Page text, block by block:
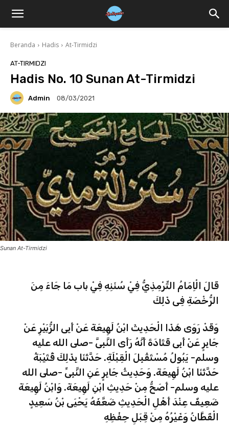
Beranda Hadis At-Tirmidzi
AT-TIRMIDZI
Hadis No. 10 Sunan At-Tirmidzi
Admin 08/03/2021
Sunan At-Tirmidzi
قَالَ الْاِمَامُ التِّرْمِذِيُّ فِيْ سُنَنِهِ فِيْ باب مَا جَاءَ مِنَ
الرُّخْصَةِ فِى ذَلِكَ
وَقَدْ رَوَى هَذَا الْحَدِيثَ ابْنُ لَهِيعَةَ عَنْ أَبِى الزُّبَيْرِ عَنْ
جَابِرٍ عَنْ أَبِى قَتَادَةَ أَنَّهُ رَأَى النَّبِىَّ -صلى الله عليه
وسلم- يَبُولُ مُسْتَقْبِلَ الْقِبْلَةِ. حَدَّثَنَا بِذَلِكَ قُتَيْبَةُ
حَدَّثَنَا ابْنُ لَهِيعَةَ. وَحَدِيثُ جَابِرٍ عَنِ النَّبِىِّ -صلى الله
عليه وسلم- أَصَحُّ مِنْ حَدِيثِ ابْنِ لَهِيعَةَ. وَابْنُ لَهِيعَةَ
ضَعِيفٌ عِنْدَ أَهْلِ الْحَدِيثِ ضَعَّفَهُ يَحْيَى بْنُ سَعِيدٍ
الْقَطَّانُ وَغَيْرُهُ مِنْ قِبَلِ حِفْظِهِ